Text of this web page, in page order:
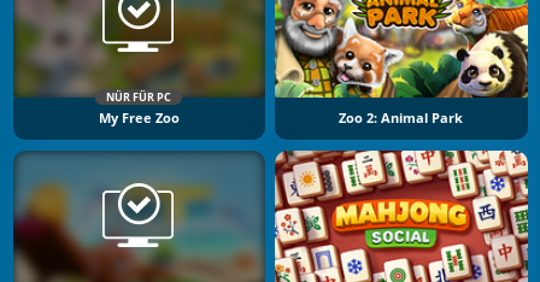
NÜR FÜR PC
My Free Zoo Zoo 2: Animal Park